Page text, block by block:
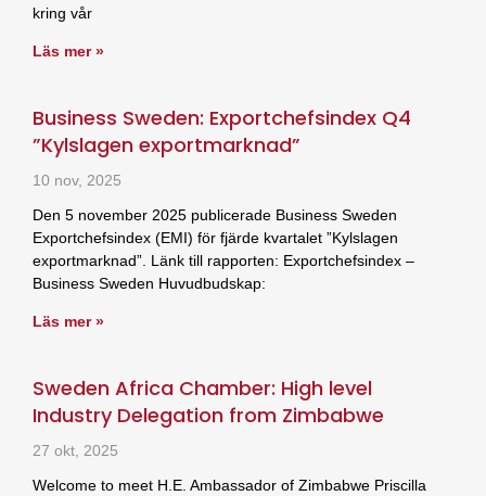
kring vår
Läs mer »
Business Sweden: Exportchefsindex Q4
”Kylslagen exportmarknad”
10 nov, 2025
Den 5 november 2025 publicerade Business Sweden
Exportchefsindex (EMI) för fjärde kvartalet ”Kylslagen
exportmarknad”. Länk till rapporten: Exportchefsindex –
Business Sweden Huvudbudskap:
Läs mer »
Sweden Africa Chamber: High level
Industry Delegation from Zimbabwe
27 okt, 2025
Welcome to meet H.E. Ambassador of Zimbabwe Priscilla